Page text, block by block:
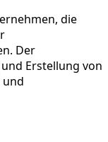
die
Der
Erstellung von